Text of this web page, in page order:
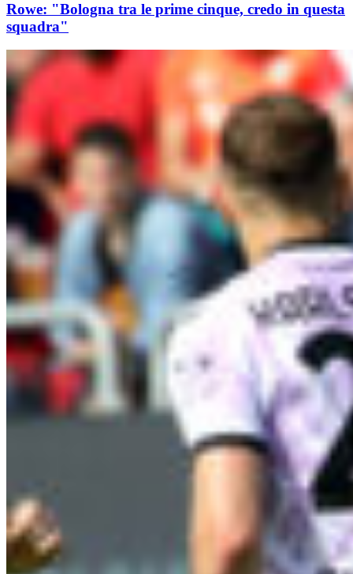
Rowe: "Bologna tra le prime cinque, credo in questa
squadra"